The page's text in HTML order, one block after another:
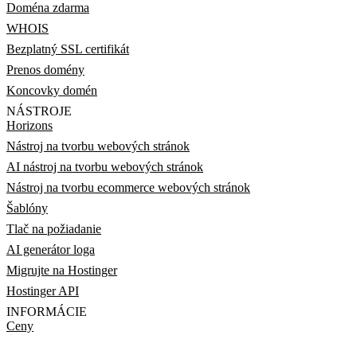
Doména zdarma
WHOIS
Bezplatný SSL certifikát
Prenos domény
Koncovky domén
NÁSTROJE
Horizons
Nástroj na tvorbu webových stránok
AI nástroj na tvorbu webových stránok
Nástroj na tvorbu ecommerce webových stránok
Šablóny
Tlač na požiadanie
AI generátor loga
Migrujte na Hostinger
Hostinger API
INFORMÁCIE
Ceny